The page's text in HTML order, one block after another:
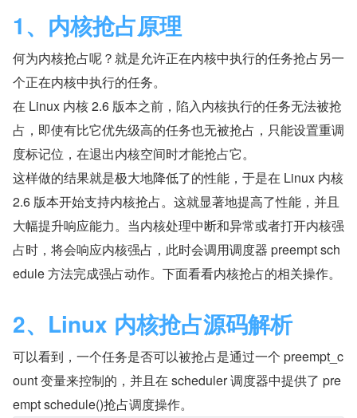
1、内核抢占原理
何为内核抢占呢？就是允许正在内核中执行的任务抢占另一
个正在内核中执行的任务。
在 Linux 内核 2.6 版本之前，陷入内核执行的任务无法被抢
占，即使有比它优先级高的任务也无被抢占，只能设置重调
度标记位，在退出内核空间时才能抢占它。
这样做的结果就是极大地降低了的性能，于是在 Linux 内核
2.6 版本开始支持内核抢占。这就显著地提高了性能，并且
大幅提升响应能力。当内核处理中断和异常或者打开内核强
占时，将会响应内核强占，此时会调用调度器 preempt sch
edule 方法完成强占动作。下面看看内核抢占的相关操作。
2、Linux 内核抢占源码解析
可以看到，一个任务是否可以被抢占是通过一个 preempt_c
ount 变量来控制的，并且在 scheduler 调度器中提供了 pre
empt schedule()抢占调度操作。